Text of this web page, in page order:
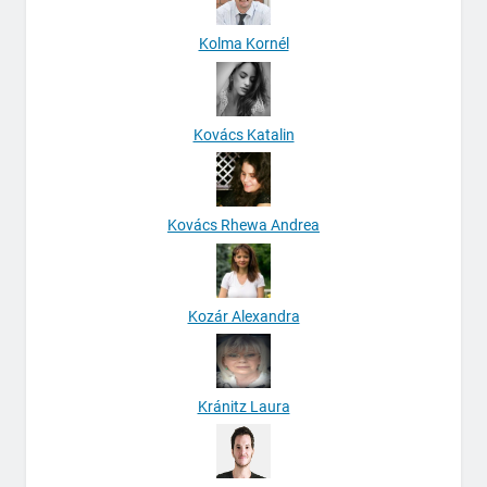
Kolma Kornél
Kovács Katalin
Kovács Rhewa Andrea
Kozár Alexandra
Kránitz Laura